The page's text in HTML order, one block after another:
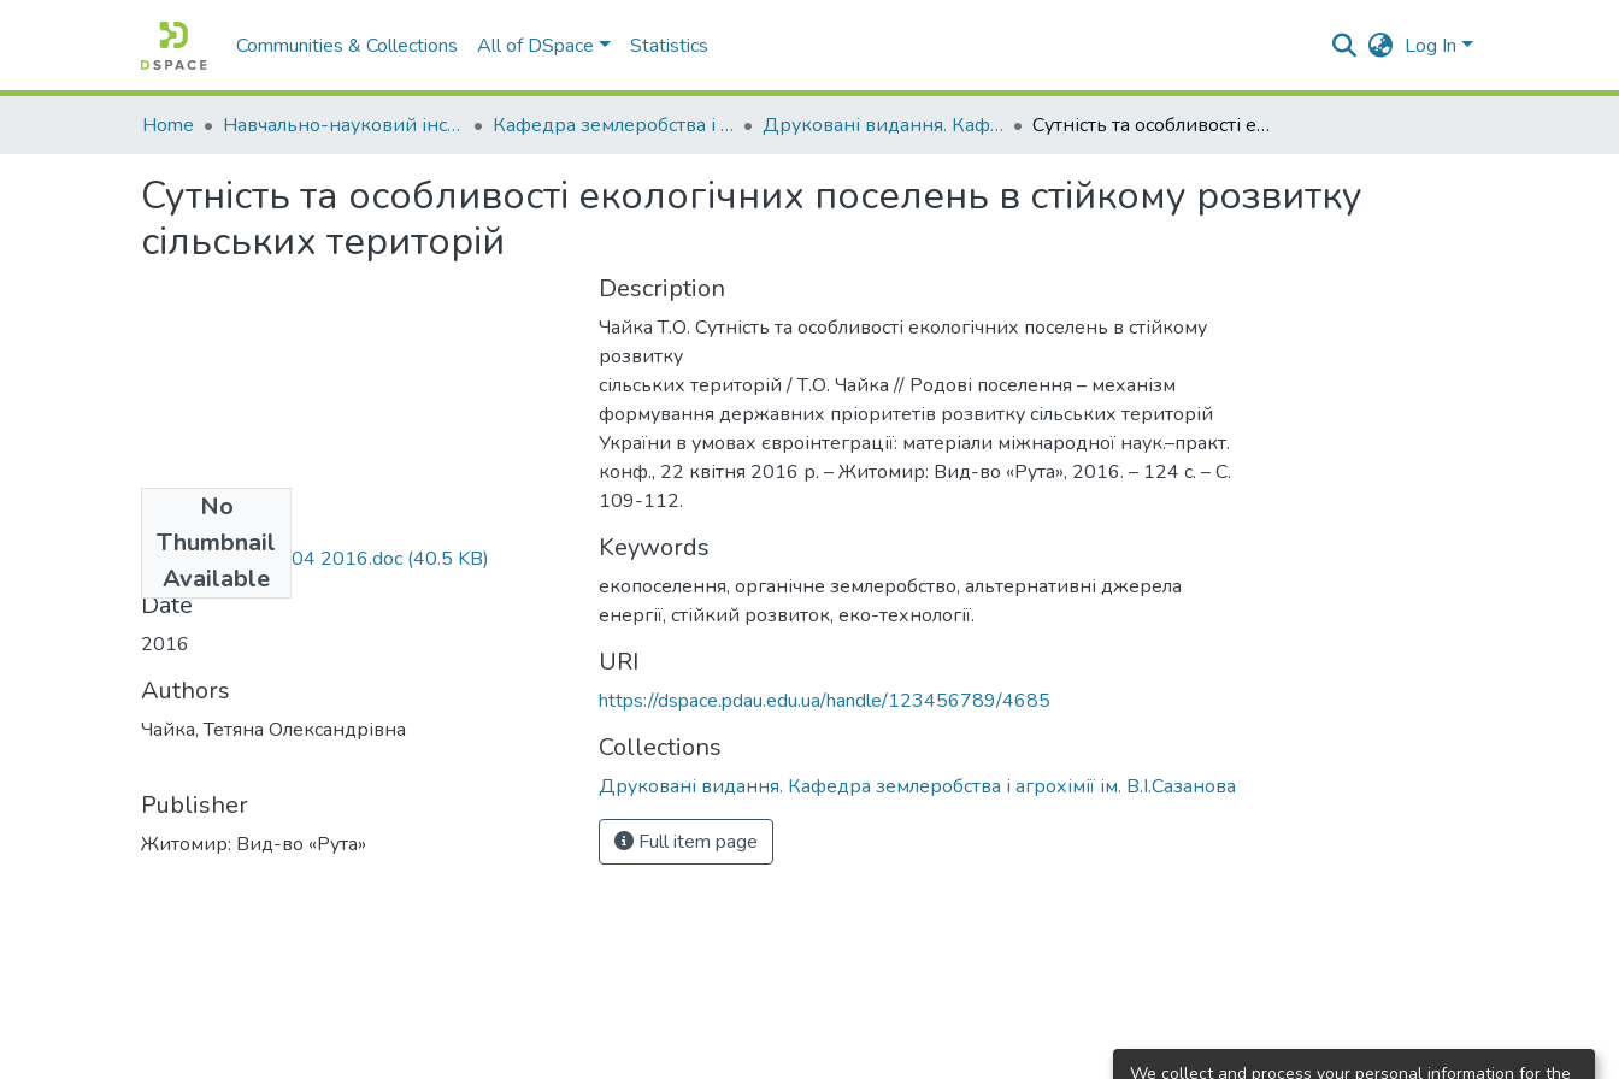
Communities & Collections All of DSpace Statistics Log In
Home Навчально-науковий інститут агротехнологій, селекції та екології Кафедра землеробства і агрохімії ім. В.І.Сазанова Друковані видання. Кафедра землеробства і агрохімії ім. В.І.Сазанова Сутність та особливості екологічних поселень в стійкому розвитку сільських територій
Сутність та особливості екологічних поселень в стійкому розвитку
сільських територій
No
Thumbnail
Available
Чайка_тези ІАЕ_04 2016.doc (40.5 KB)
Date
2016
Authors
Чайка, Тетяна Олександрівна
Publisher
Житомир: Вид-во «Рута»
Description
Чайка Т.О. Сутність та особливості екологічних поселень в стійкому
розвитку
сільських територій / Т.О. Чайка // Родові поселення – механізм
формування державних пріоритетів розвитку сільських територій
України в умовах євроінтеграції: матеріали міжнародної наук.–практ.
конф., 22 квітня 2016 р. – Житомир: Вид-во «Рута», 2016. – 124 с. – С.
109-112.
Keywords
екопоселення, органічне землеробство, альтернативні джерела
енергії, стійкий розвиток, еко-технології.
URI
https://dspace.pdau.edu.ua/handle/123456789/4685
Collections
Друковані видання. Кафедра землеробства і агрохімії ім. В.І.Сазанова
Full item page
We collect and process your personal information for the